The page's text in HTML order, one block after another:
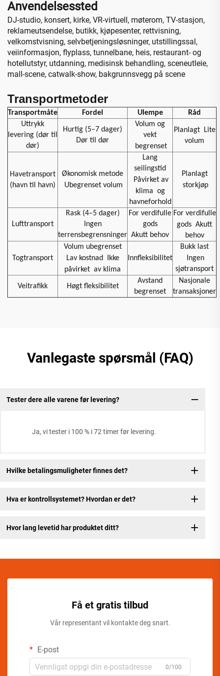
Anvendelsessted
DJ-studio, konsert, kirke, VR-virtuell, møterom, TV-stasjon,
reklameutsendelse, butikk, kjøpesenter, rettvisning,
velkomstvisning, selvbetjeningsløsninger, utstillingssal,
veiinformasjon, flyplass, tunnelbane, heis, restaurant- og
hotellutstyr, utdanning, medisinsk behandling, sceneutleie,
mall-scene, catwalk-show, bakgrunnsvegg på scene
Transportmetoder
Transportmåte Fordel Ulempe
Råd
Uttrykk
levering (dør til
dør)
Hurtig (5–7 dager)
Dør til dør
Volum og
vekt
begrenset
Planlagt
Lite
volum
Havetransport
(havn til havn)
Økonomisk metode
Ubegrenset volum
Lang
seilingstid
Påvirket av
klima og
havneforhold
Planlagt
storkjøp
Lufttransport
Rask (4–5 dager)
Ingen
terrensbegrensninger
For verdifulle
gods
Akutt behov
For verdifulle
gods Akutt
behov
Togtransport
Volum ubegrenset
Lav kostnad
Ikke
påvirket av klima
Innfleksibilitet
Bukk last
Ingen
sjøtransport
Veitrafikk Høgt fleksibilitet
Avstand
begrenset
Nasjonale
transaksjoner
Vanlegaste spørsmål (FAQ)
Tester dere alle varene før levering?
Ja, vi tester i 100 % i 72 timer før levering.
Hvilke betalingsmuligheter finnes det?
Hva er kontrollsystemet? Hvordan er det?
Hvor lang levetid har produktet ditt?
Få et gratis tilbud
Vår representant vil kontakte deg snart.
E-post
0/100